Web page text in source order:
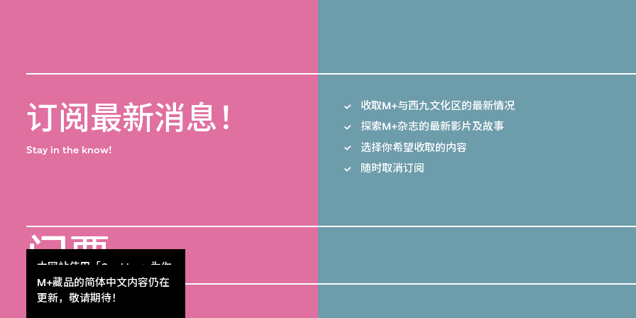
本网站使用「Cookies」为你
提供最好的网站体验。
了解更多
M+藏品的简体中文内容仍在
更新，敬请期待！
订阅最新消息！
Stay in the know!
收取M+与西九文化区的最新情况
探索M+杂志的最新影片及故事
选择你希望收取的内容
随时取消订阅
门票 Get Tickets